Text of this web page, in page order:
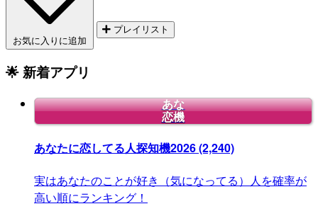
お気に入りに追加
プレイリスト
🌟 新着アプリ
あな
恋機
あなたに恋してる人探知機2026(2,240)
実はあなたのことが好き（気になってる）人を確率が
高い順にランキング！